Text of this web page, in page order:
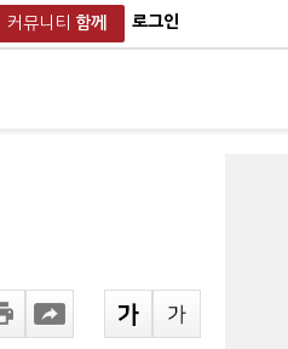
커뮤니티 함께 로그인